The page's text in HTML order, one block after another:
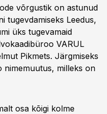
võrgustik on astunud
tugevdamiseks Leedus,
üks tugevamaid
VARUL
Pikmets. Järgmiseks
nimemuutus, milleks on
osa kõigi kolme